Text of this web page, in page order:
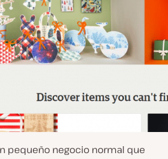
pequeño negocio normal que